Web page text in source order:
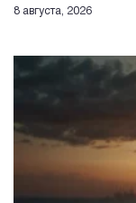
8 августа, 2026